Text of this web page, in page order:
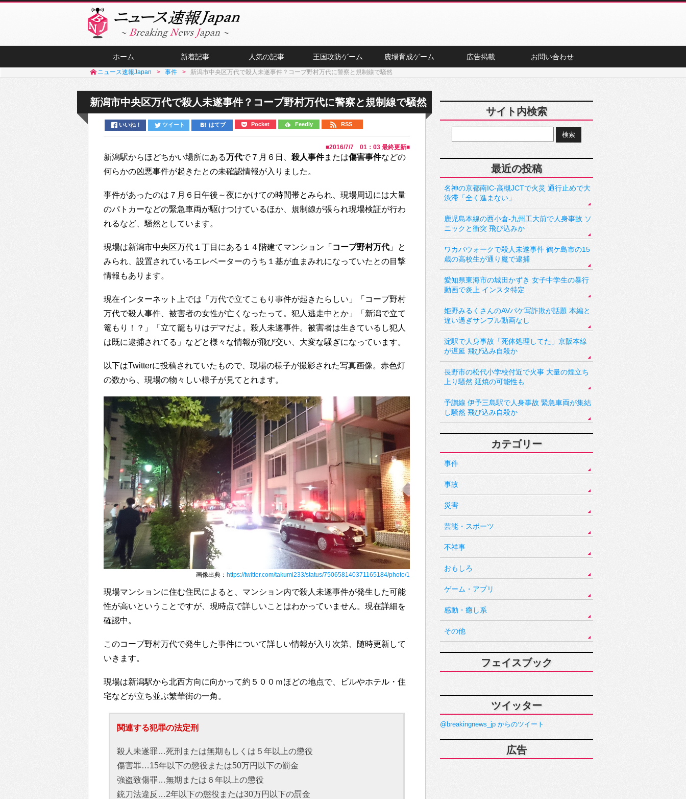
ホーム 新着記事 人気の記事 王国攻防ゲーム 農場育成ゲーム 広告掲載 お問い合わせ
ニュース速報Japan 事件 新潟市中央区万代で殺人未遂事件？コープ野村万代に警察と規制線で騒然
新潟市中央区万代で殺人未遂事件？コープ野村万代に警察と規制線で騒然
いいね！ ツイート はてブ Pocket Feedly RSS
■2016/7/7 01：03 最終更新■
新潟駅からほどちかい場所にある万代で７月６日、 殺人事件または傷害事件などの
何らかの凶悪事件が起きたとの未確認情報が入りました。
事件があったのは７月６日午後～夜にかけての時間帯とみられ、現場周辺には大量
のパトカーなどの緊急車両が駆けつけているほか、規制線が張られ現場検証が行わ
れるなど、騒然としています。
現場は新潟市中央区万代１丁目にある１４階建てマンション「 コープ野村万代 」と
みられ、設置されているエレベーターのうち１基が血まみれになっていたとの目撃
情報もあります。
現在インターネット上では「万代で立てこもり事件が起きたらしい」「コープ野村
万代で殺人事件、被害者の女性が亡くなったって。犯人逃走中とか」「新潟で立て
篭もり！？」「立て籠もりはデマだよ。殺人未遂事件。被害者は生きているし犯人
は既に逮捕されてる」などと様々な情報が飛び交い、大変な騒ぎになっています。
以下はTwitterに投稿されていたもので、現場の様子が撮影された写真画像。赤色灯
の数から、現場の物々しい様子が見てとれます。
画像出典： https://twitter.com/takumi233/status/750658140371165184/photo/1
現場マンションに住む住民によると、マンション内で殺人未遂事件が発生した可能
性が高いということですが、現時点で詳しいことはわかっていません。現在詳細を
確認中。
このコープ野村万代で発生した事件について詳しい情報が入り次第、随時更新して
いきます。
現場は新潟駅から北西方向に向かって約５００ｍほどの地点で、ビルやホテル・住
宅などが立ち並ぶ繁華街の一角。
関連する犯罪の法定刑
殺人未遂罪…死刑または無期もしくは５年以上の懲役
傷害罪…15年以下の懲役または50万円以下の罰金
強盗致傷罪…無期または６年以上の懲役
銃刀法違反…2年以下の懲役または30万円以下の罰金
サイト内検索
最近の投稿
名神の京都南IC-高槻JCTで火災 通行止めで大
渋滞「全く進まない」
鹿児島本線の西小倉-九州工大前で人身事故 ソ
ニックと衝突 飛び込みか
ワカバウォークで殺人未遂事件 鶴ケ島市の15
歳の高校生が通り魔で逮捕
愛知県東海市の城田かずき 女子中学生の暴行
動画で炎上 インスタ特定
姫野みるくさんのAVパケ写詐欺が話題 本編と
違い過ぎサンプル動画なし
淀駅で人身事故「死体処理してた」京阪本線
が遅延 飛び込み自殺か
長野市の松代小学校付近で火事 大量の煙立ち
上り騒然 延焼の可能性も
予讃線 伊予三島駅で人身事故 緊急車両が集結
し騒然 飛び込み自殺か
カテゴリー
事件
事故
災害
芸能・スポーツ
不祥事
おもしろ
ゲーム・アプリ
感動・癒し系
その他
フェイスブック
ツイッター
@breakingnews_jp からのツイート
広告